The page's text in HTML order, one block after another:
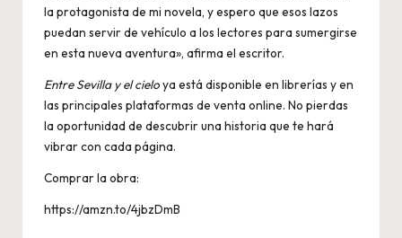
la protagonista de mi novela, y espero que esos lazos
puedan servir de vehículo a los lectores para sumergirse
en esta nueva aventura», afirma el escritor.
Entre Sevilla y el cieloya está disponible en librerías y en
las principales plataformas de venta online. No pierdas
la oportunidad de descubrir una historia que te hará
vibrar con cada página.
Comprar la obra:
https://amzn.to/4jbzDmB